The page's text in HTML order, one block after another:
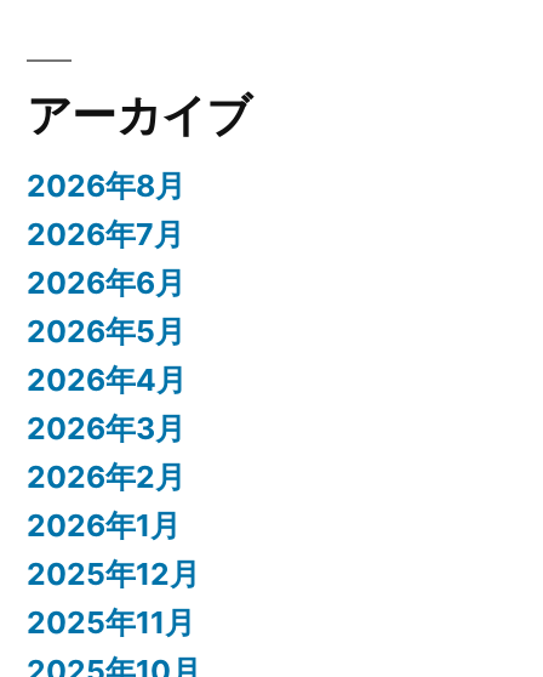
アーカイブ
2026年8月
2026年7月
2026年6月
2026年5月
2026年4月
2026年3月
2026年2月
2026年1月
2025年12月
2025年11月